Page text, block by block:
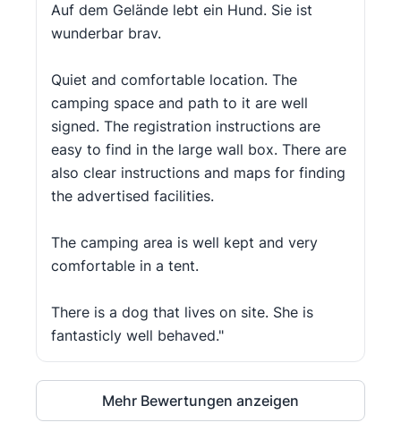
Auf dem Gelände lebt ein Hund. Sie ist
wunderbar brav.
Quiet and comfortable location. The
camping space and path to it are well
signed. The registration instructions are
easy to find in the large wall box. There are
also clear instructions and maps for finding
the advertised facilities.
The camping area is well kept and very
comfortable in a tent.
There is a dog that lives on site. She is
fantasticly well behaved."
Mehr Bewertungen anzeigen